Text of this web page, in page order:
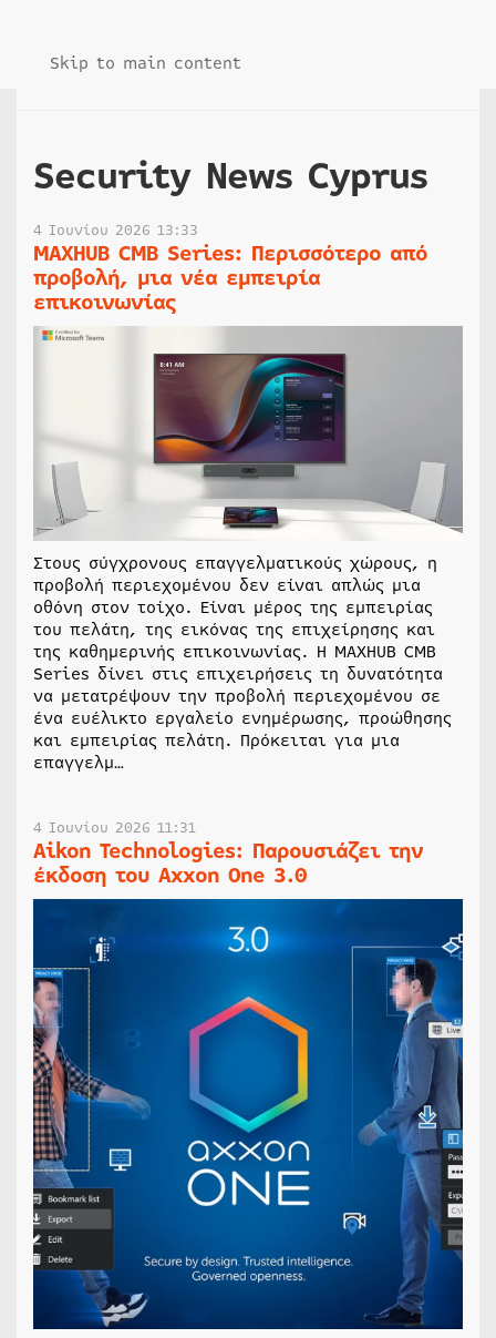
Skip to main content
Security News Cyprus
4 Ιουνίου 2026 13:33
MAXHUB CMB Series: Περισσότερο από
προβολή, μια νέα εμπειρία
επικοινωνίας
Στους σύγχρονους επαγγελματικούς χώρους, η
προβολή περιεχομένου δεν είναι απλώς μια
οθόνη στον τοίχο. Είναι μέρος της εμπειρίας
του πελάτη, της εικόνας της επιχείρησης και
της καθημερινής επικοινωνίας. Η MAXHUB CMB
Series δίνει στις επιχειρήσεις τη δυνατότητα
να μετατρέψουν την προβολή περιεχομένου σε
ένα ευέλικτο εργαλείο ενημέρωσης, προώθησης
και εμπειρίας πελάτη. Πρόκειται για μια
επαγγελμ…
4 Ιουνίου 2026 11:31
Aikon Technologies: Παρουσιάζει την
έκδοση του Axxon One 3.0